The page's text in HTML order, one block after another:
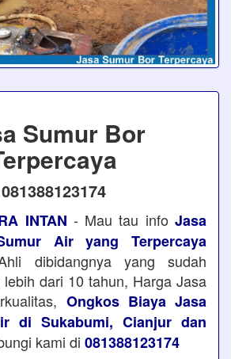
Sumur Bor
081388123174
INTAN - Mau tau infoJasa
Air yang Terpercaya
dibidangnya yang sudah
lebih dari 10 tahun, Harga Jasa
Ongkos Biaya Jasa
di Sukabumi, Cianjur dan
kami di 081388123174